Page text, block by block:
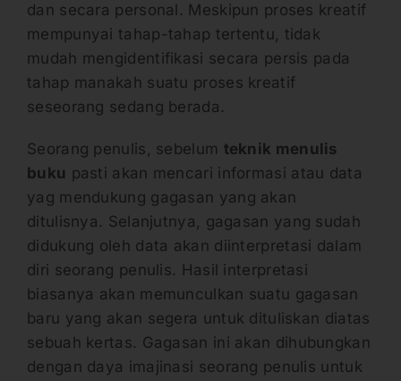
dan secara personal. Meskipun proses kreatif
mempunyai tahap-tahap tertentu, tidak
mudah mengidentifikasi secara persis pada
tahap manakah suatu proses kreatif
seseorang sedang berada.
Seorang penulis, sebelum teknik menulis
buku pasti akan mencari informasi atau data
yag mendukung gagasan yang akan
ditulisnya. Selanjutnya, gagasan yang sudah
didukung oleh data akan diinterpretasi dalam
diri seorang penulis. Hasil interpretasi
biasanya akan memunculkan suatu gagasan
baru yang akan segera untuk dituliskan diatas
sebuah kertas. Gagasan ini akan dihubungkan
dengan daya imajinasi seorang penulis untuk